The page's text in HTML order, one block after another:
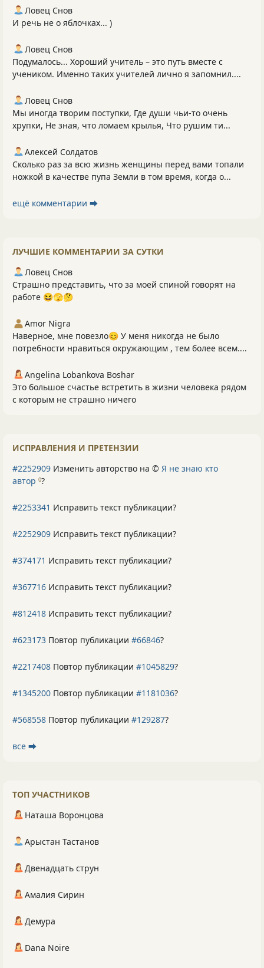
Ловец Снов
И речь не о яблочках... )
Ловец Снов
Подумалось... Хороший учитель – это путь вместе с
учеником. Именно таких учителей лично я запомнил....
Ловец Снов
Мы иногда творим поступки, Где души чьи-то очень
хрупки, Не зная, что ломаем крылья, Что рушим ти...
Алексей Солдатов
Сколько раз за всю жизнь женщины перед вами топали
ножкой в качестве пупа Земли в том время, когда о...
ещё комментарии ⮕
ЛУЧШИЕ КОММЕНТАРИИ ЗА СУТКИ
Ловец Снов
Страшно представить, что за моей спиной говорят на
работе 😆🫣🤔
Amor Nigra
Наверное, мне повезло😊 У меня никогда не было
потребности нравиться окружающим , тем более всем....
Angelina Lobankova Boshar
Это большое счастье встретить в жизни человека рядом
с которым не страшно ничего
ИСПРАВЛЕНИЯ И ПРЕТЕНЗИИ
#2252909 Изменить авторство на © Я не знаю кто
автор 0?
#2253341 Исправить текст публикации?
#2252909 Исправить текст публикации?
#374171 Исправить текст публикации?
#367716 Исправить текст публикации?
#812418 Исправить текст публикации?
#623173 Повтор публикации #66846?
#2217408 Повтор публикации #1045829?
#1345200 Повтор публикации #1181036?
#568558 Повтор публикации #129287?
все ⮕
ТОП УЧАСТНИКОВ
Наташа Воронцова
Арыстан Тастанов
Двенадцать струн
Амалия Сирин
Демура
Dana Noire